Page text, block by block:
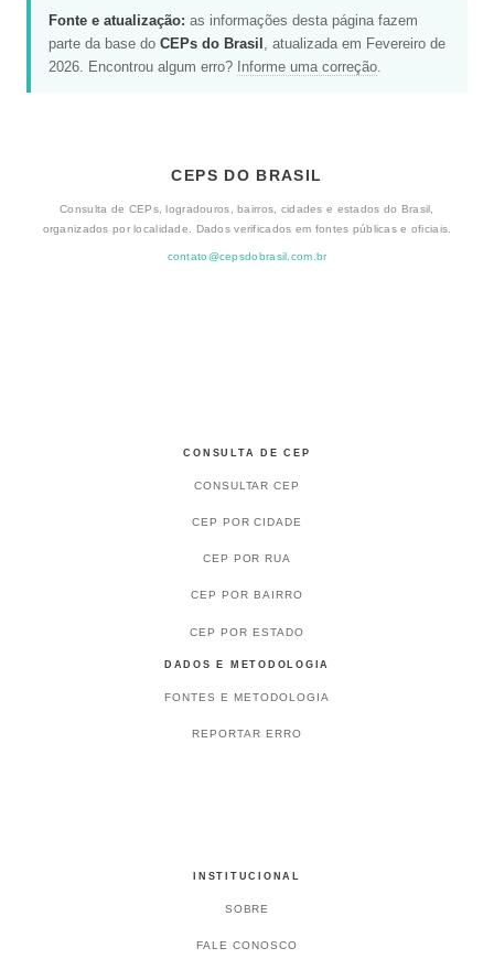
Fonte e atualização: as informações desta página fazem
parte da base do CEPs do Brasil , atualizada em Fevereiro de
2026. Encontrou algum erro? Informe uma correção.
CEPS DO BRASIL
Consulta de CEPs, logradouros, bairros, cidades e estados do Brasil,
organizados por localidade. Dados verificados em fontes públicas e oficiais.
contato@cepsdobrasil.com.br
CONSULTA DE CEP
CONSULTAR CEP
CEP POR CIDADE
CEP POR RUA
CEP POR BAIRRO
CEP POR ESTADO
DADOS E METODOLOGIA
FONTES E METODOLOGIA
REPORTAR ERRO
INSTITUCIONAL
SOBRE
FALE CONOSCO